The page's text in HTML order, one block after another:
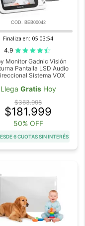
COD. BEB00042
Finaliza en: 05:03:54
4.9
Monitor Gadnic Visión
Pantalla LSD Audio
Sistema VOX
Llega GratisHoy
$363.998
$181.999
50% OFF
6 CUOTAS SIN INTERÉS